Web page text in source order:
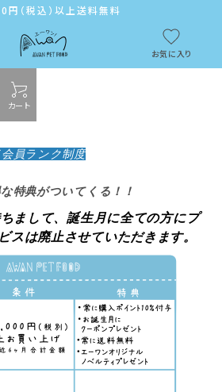
（税込）以上送料無料
お気に入り
カート
新規会員登録
員ランク制度
特典がついてくる！！
まして、誕生月に全ての方にプ
スは廃止させていただきます。